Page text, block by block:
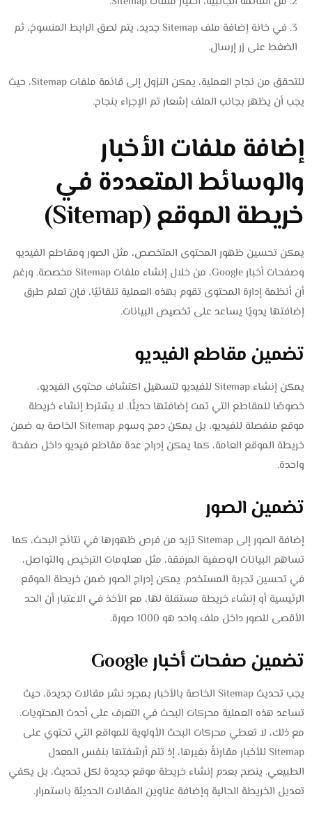
في خانة إضافة ملف Sitemap جديد، يتم لصق الرابط المنسوخ، ثم
الضغط على زر إرسال.
للتحقق من نجاح العملية، يمكن النزول إلى قائمة ملفات Sitemap، حيث
يجب أن يظهر بجانب الملف إشعار تم الإجراء بنجاح.
إضافة ملفات الأخبار
والوسائط المتعددة في
خريطة الموقع (Sitemap)
يمكن تحسين ظهور المحتوى المتخصص، مثل الصور ومقاطع الفيديو
وصفحات أخبار Google، من خلال إنشاء ملفات Sitemap مخصصة. ورغم
أن أنظمة إدارة المحتوى تقوم بهذه العملية تلقائيًا، فإن تعلم طرق
إضافتها يدويًا يساعد على تخصيص البيانات.
تضمين مقاطع الفيديو
يمكن إنشاء Sitemap للفيديو لتسهيل اكتشاف محتوى الفيديو،
خصوصًا للمقاطع التي تمت إضافتها حديثًا. لا يشترط إنشاء خريطة
موقع منفصلة للفيديو، بل يمكن دمج وسوم Sitemap الخاصة به ضمن
خريطة الموقع العامة، كما يمكن إدراج عدة مقاطع فيديو داخل صفحة
واحدة.
تضمين الصور
إضافة الصور إلى Sitemap تزيد من فرص ظهورها في نتائج البحث، كما
تساهم البيانات الوصفية المرفقة، مثل معلومات الترخيص والتواصل،
في تحسين تجربة المستخدم. يمكن إدراج الصور ضمن خريطة الموقع
الرئيسية أو إنشاء خريطة مستقلة لها، مع الأخذ في الاعتبار أن الحد
الأقصى للصور داخل ملف واحد هو 1000 صورة.
تضمين صفحات أخبار Google
يجب تحديث Sitemap الخاصة بالأخبار بمجرد نشر مقالات جديدة، حيث
تساعد هذه العملية محركات البحث في التعرف على أحدث المحتويات.
مع ذلك، لا تعطي محركات البحث الأولوية للمواقع التي تحتوي على
Sitemap للأخبار مقارنةً بغيرها، إذ تتم أرشفتها بنفس المعدل
الطبيعي. ينصح بعدم إنشاء خريطة موقع جديدة لكل تحديث، بل يكفي
تعديل الخريطة الحالية وإضافة عناوين المقالات الحديثة باستمرار.